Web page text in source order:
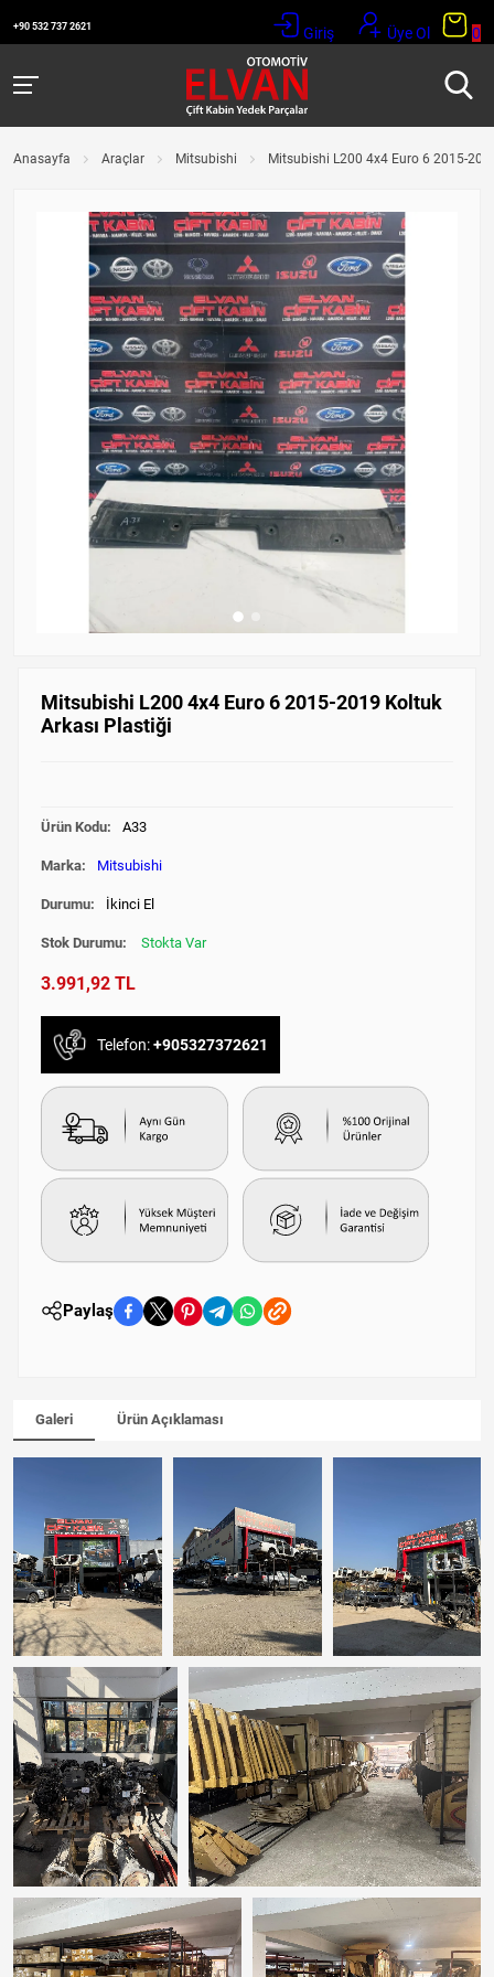
+90 532 737 2621 Giriş Üye Ol 0
Anasayfa Araçlar Mitsubishi Mitsubishi L200 4x4 Euro 6 2015-
Mitsubishi L200 4x4 Euro 6 2015-2019 Koltuk
Arkası Plastiği
Ürün Kodu: A33
Marka: Mitsubishi
Durumu: İkinci El
Stok Durumu: Stokta Var
3.991,92 TL
Telefon:+905327372621
Paylaş
Galeri Ürün Açıklaması